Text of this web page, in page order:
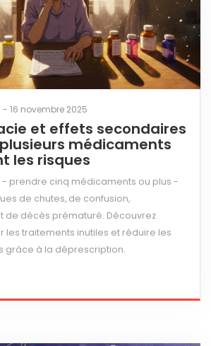
16 novembre 2025
et effets secondaires
médicaments
les risques
prendre cinq médicaments ou plus -
de chutes, de confusion,
de décès prématuré. Découvrez
les traitements inutiles et réduire les
grâce à la déprescription.